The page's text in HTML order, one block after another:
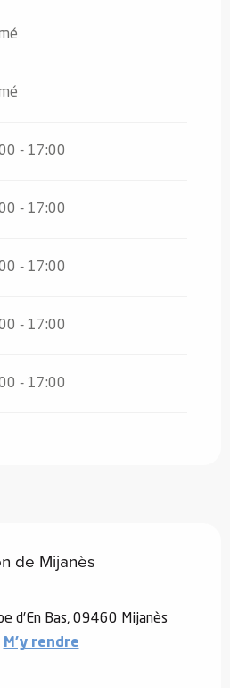
au
- 17:00
- 17:00
- 17:00
- 17:00
- 17:00
de Mijanès
d'En Bas, 09460 Mijanès
M'y rendre